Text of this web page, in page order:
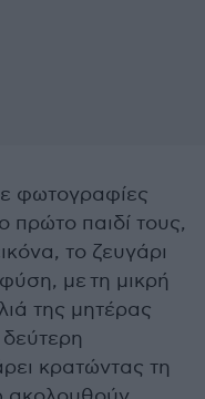
φωτογραφίες
πρώτο παιδί τους,
το ζευγάρι
με τη μικρή
της μητέρας
κρατώντας τη